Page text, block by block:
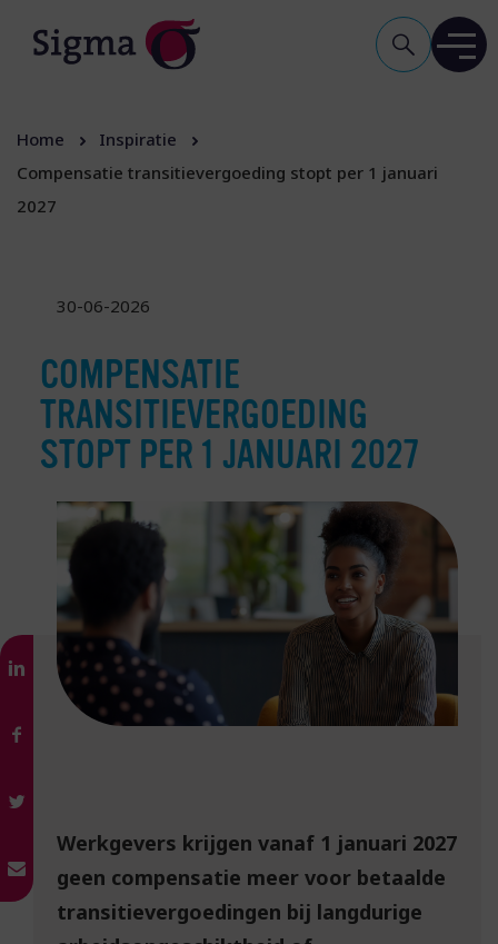
Home
Inspiratie
Compensatie transitievergoeding stopt per 1 januari
2027
30-06-2026
COMPENSATIE
TRANSITIEVERGOEDING
STOPT PER 1 JANUARI 2027
Werkgevers krijgen vanaf 1 januari 2027
geen compensatie meer voor betaalde
transitievergoedingen bij langdurige